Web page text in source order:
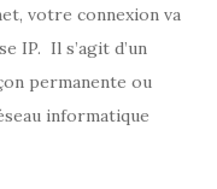
votre connexion va
IP. Il s’agit d’un
permanente ou
informatique